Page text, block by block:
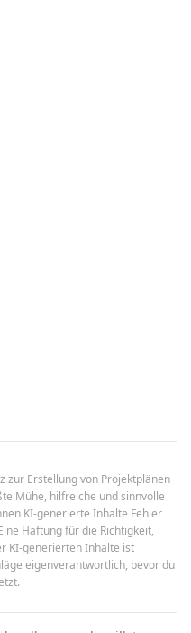
zur Erstellung von Projektplänen
Mühe, hilfreiche und sinnvolle
KI-generierte Inhalte Fehler
Haftung für die Richtigkeit,
KI-generierten Inhalte ist
eigenverantwortlich, bevor du